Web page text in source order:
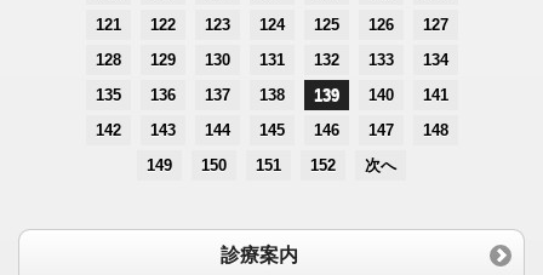
121
122 123 124 125 126
127
128
129 130 131 132 133
134
135
136 137 138 139 140
141
142
143 144 145 146 147
148
149
150 151 152 次へ
診療案内